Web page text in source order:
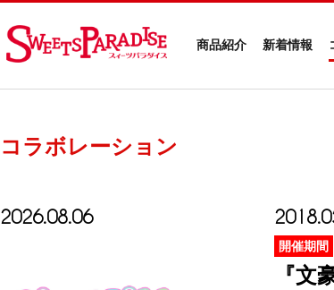
商品紹介 新着情報
コラボレーション
2026.08.06
開催期間
『